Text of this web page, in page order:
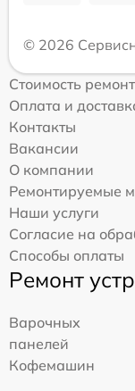
© 2026
Стоимость
Оплата и
Контакты
Вакансии
О компании
Ремонтируемые
Наши услуги
Согласие на
Способы оплаты
Ремонт
Варочных
панелей
Кофемашин